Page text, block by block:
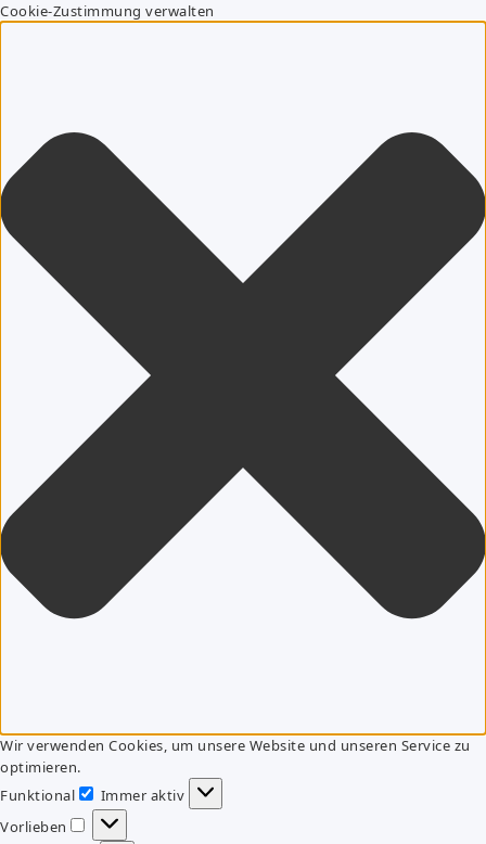
Cookie-Zustimmung verwalten
Wir verwenden Cookies, um unsere Website und unseren Service zu
optimieren.
Funktional
Funktional
Immer aktiv
Vorlieben
Vorlieben